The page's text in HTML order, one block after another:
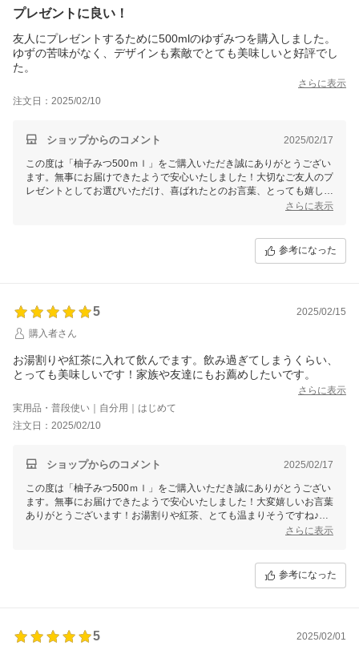
プレゼントに良い！
友人にプレゼントするために500mlのゆずみつを購入しました。
ゆずの苦味がなく、デザインも素敵でとても美味しいと好評でし
た。
さらに表示
注文日：2025/02/10
ショップからのコメント 2025/02/17
この度は「柚子みつ500ｍｌ」をご購入いただき誠にありがとうござい
ます。無事にお届けできたようで安心いたしました！大切なご友人のプ
レゼントとしてお選びいただけ、喜ばれたとのお言葉、とっても嬉しい
です！割って飲む他、お料理などにもご活用いただけますと幸いでござ
さらに表示
参考になった
5
2025/02/15
購入者さん
お湯割りや紅茶に入れて飲んでます。飲み過ぎてしまうくらい、
とっても美味しいです！家族や友達にもお薦めしたいです。
さらに表示
実用品・普段使い｜自分用｜はじめて
注文日：2025/02/10
ショップからのコメント 2025/02/17
この度は「柚子みつ500ｍｌ」をご購入いただき誠にありがとうござい
ます。無事にお届けできたようで安心いたしました！大変嬉しいお言葉
ありがとうございます！お湯割りや紅茶、とても温まりそうですね♪毎
日の健康にお役立てできますと幸いでございます。これからも美味しい
さらに表示
参考になった
5
2025/02/01